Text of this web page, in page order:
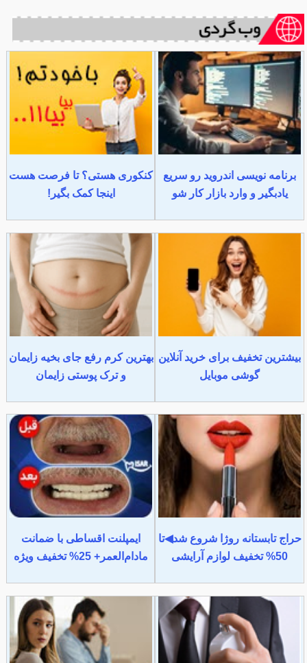
برنامه نویسی اندروید رو سریع
یادبگیر و وارد بازار کار شو
کنکوری هستی؟ تا فرصت هست
اینجا کمک بگیر!
بیشترین تخفیف برای خرید آنلاین
گوشی موبایل
بهترین کرم رفع جای بخیه زایمان
و ترک پوستی زایمان
حراج تابستانه روژا شروع شد◀تا
50% تخفیف لوازم آرایشی
ایمپلنت اقساطی با ضمانت
مادام‌العمر+ 25% تخفیف ویژه